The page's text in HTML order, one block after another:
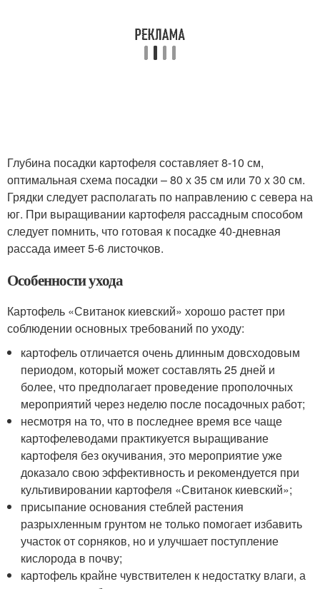
Глубина посадки картофеля составляет 8-10 см,
оптимальная схема посадки – 80 х 35 см или 70 х 30 см.
Грядки следует располагать по направлению с севера на
юг. При выращивании картофеля рассадным способом
следует помнить, что готовая к посадке 40-дневная
рассада имеет 5-6 листочков.
Особенности ухода
Картофель «Свитанок киевский» хорошо растет при
соблюдении основных требований по уходу:
картофель отличается очень длинным довсходовым
периодом, который может составлять 25 дней и
более, что предполагает проведение прополочных
мероприятий через неделю после посадочных работ;
несмотря на то, что в последнее время все чаще
картофелеводами практикуется выращивание
картофеля без окучивания, это мероприятие уже
доказало свою эффективность и рекомендуется при
культивировании картофеля «Свитанок киевский»;
присыпание основания стеблей растения
разрыхленным грунтом не только помогает избавить
участок от сорняков, но и улучшает поступление
кислорода в почву;
картофель крайне чувствителен к недостатку влаги, а